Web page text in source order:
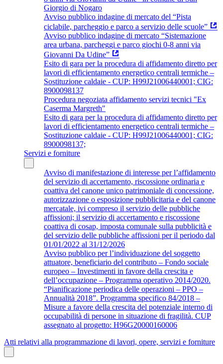
Giorgio di Nogaro
Avviso pubblico indagine di mercato del “Pista
ciclabile, parcheggio e parco a servizio delle scuole”
Avviso pubblico indagine di mercato “Sistemazione
area urbana, parcheggi e parco giochi 0-8 anni via
Giovanni Da Udine”
Esito di gara per la procedura di affidamento diretto per
lavori di efficientamento energetico centrali termiche –
Sostituzione caldaie - CUP: H99J21006440001; CIG:
8900098137
Procedura negoziata affidamento servizi tecnici "Ex
Caserma Margreth"
Esito di gara per la procedura di affidamento diretto per
lavori di efficientamento energetico centrali termiche –
Sostituzione caldaie - CUP: H99J21006440001; CIG:
8900098137;
Servizi e forniture
Avviso di manifestazione di interesse per l’affidamento
del servizio di accertamento, riscossione ordinaria e
coattiva del canone unico patrimoniale di concessione,
autorizzazione o esposizione pubblicitaria e del canone
mercatale, ivi compreso il servizio delle pubbliche
affissioni; il servizio di accertamento e riscossione
coattiva di cosap, imposta comunale sulla pubblicità e
del servizio delle pubbliche affissioni per il periodo dal
01/01/2022 al 31/12/2026
Avviso pubblico per l’individuazione del soggetto
attuatore, beneficiario del contributo – Fondo sociale
europeo – Investimenti in favore della crescita e
dell’occupazione – Programma operativo 2014/2020.
“Pianificazione periodica delle operazioni – PPO –
Annualità 2018”. Programma specifico 84/2018 –
Misure a favore della crescita del potenziale interno di
occupabilità di persone in situazione di fragilità. CUP
assegnato al progetto: H96G20000160006
Atti relativi alla programmazione di lavori, opere, servizi e forniture